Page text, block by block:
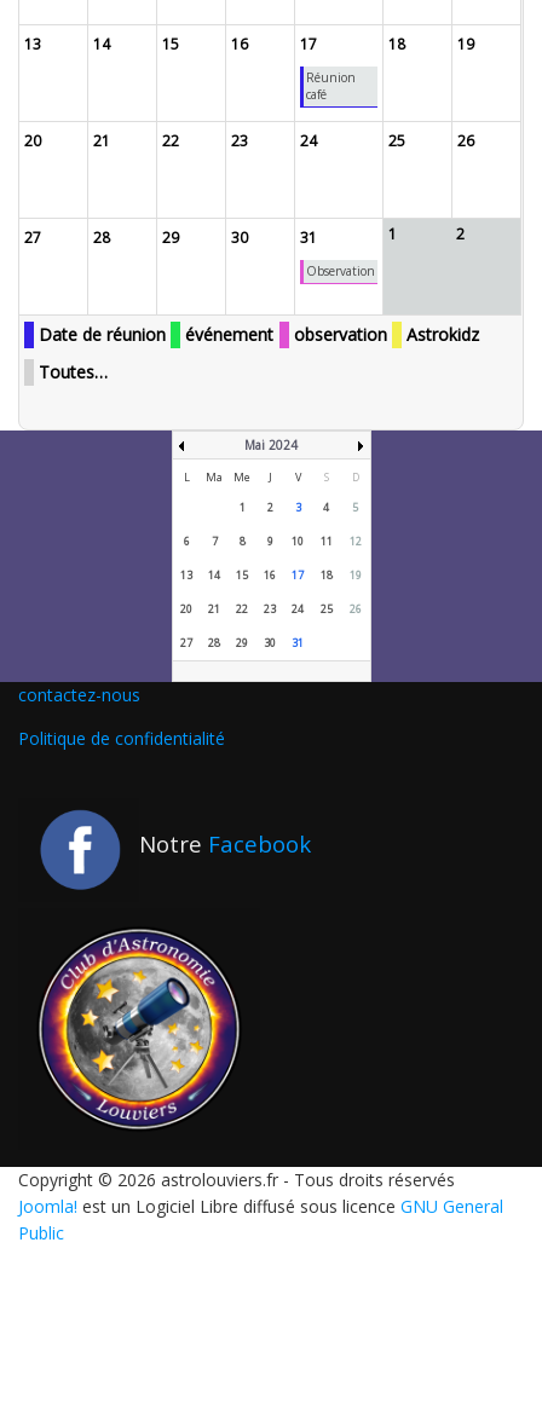
13 14 15 16 17
Réunion
café
18 19
20 21 22 23 24 25 26
27 28 29 30 31
Observation
1 2
Date de réunion événement observation
Astrokidz
Toutes…
Mai 2024
L Ma Me J V S
D
1
2 3 4 5
6 7 8 9 10 11 12
13 14 15 16 17 18 19
20 21 22 23 24 25 26
27 28 29 30 31
contactez-nous
Politique de confidentialité
Notre Facebook
Copyright © 2026 astrolouviers.fr - Tous droits réservés
Joomla! est un Logiciel Libre diffusé sous licence GNU General
Public